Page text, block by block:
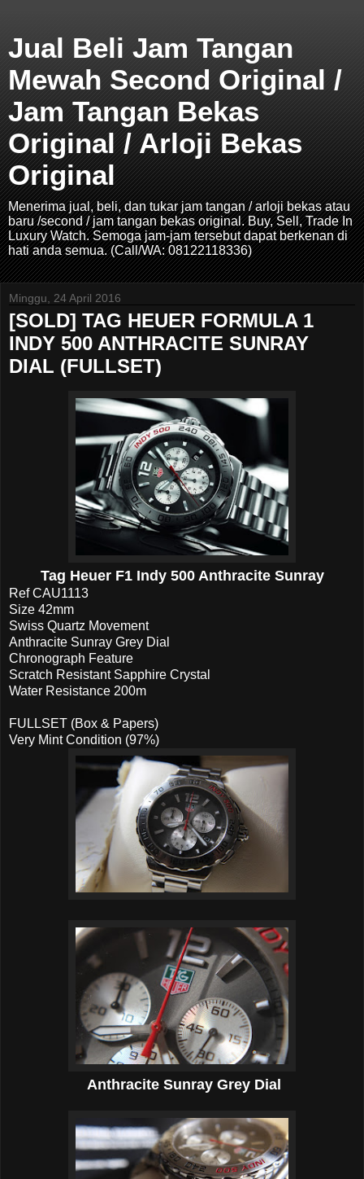
Jual Beli Jam Tangan
Mewah Second Original /
Jam Tangan Bekas
Original / Arloji Bekas
Original
Menerima jual, beli, dan tukar jam tangan / arloji bekas atau
baru /second / jam tangan bekas original. Buy, Sell, Trade In
Luxury Watch. Semoga jam-jam tersebut dapat berkenan di
hati anda semua. (Call/WA: 08122118336)
Minggu, 24 April 2016
[SOLD] TAG HEUER FORMULA 1
INDY 500 ANTHRACITE SUNRAY
DIAL (FULLSET)
Tag Heuer F1 Indy 500 Anthracite Sunray
Ref CAU1113
Size 42mm
Swiss Quartz Movement
Anthracite Sunray Grey Dial
Chronograph Feature
Scratch Resistant Sapphire Crystal
Water Resistance 200m
FULLSET (Box & Papers)
Very Mint Condition (97%)
Anthracite Sunray Grey Dial